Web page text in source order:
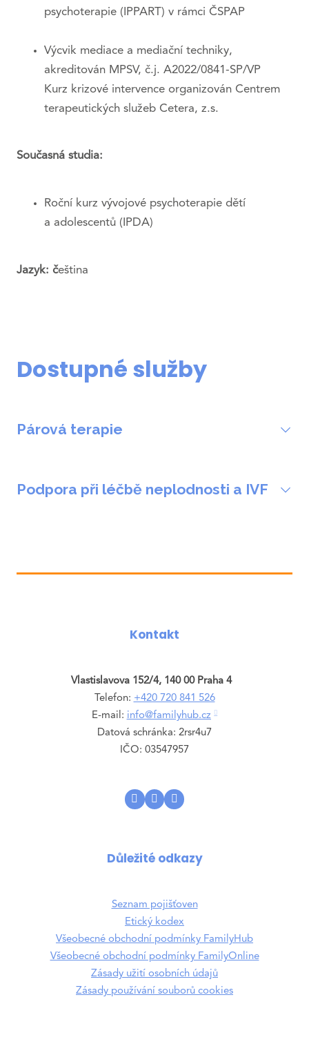
psychoterapie (IPPART) v rámci ČSPAP
Výcvik mediace a mediační techniky,
akreditován MPSV, č.j. A2022/0841-SP/VP
Kurz krizové intervence organizován Centrem
terapeutických služeb Cetera, z.s.
Současná studia:
Roční kurz vývojové psychoterapie dětí
a adolescentů (IPDA)
Jazyk: čeština
Dostupné služby
Párová terapie
Párová terapie (50 min,
Objednat
Podpora při léčbě neplodnosti a IVF
Kontakt
Vlastislavova 152/4, 140 00 Praha 4
Telefon: +420 720 841 526
E-mail: info@familyhub.cz
Datová schránka: 2rsr4u7
IČO: 03547957
Důležité odkazy
Seznam pojišťoven
Etický kodex
Všeobecné obchodní podmínky FamilyHub
Všeobecné obchodní podmínky FamilyOnline
Zásady užití osobních údajů
Zásady používání souborů cookies